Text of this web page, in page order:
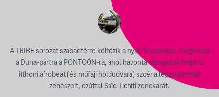
A TRIBE sorozat szabadtérre költözik a nyári hónapokra, méghozzá
a Duna-partra a PONTOON-ra, ahol havonta válogatjuk majd az
itthoni afrobeat (és műfaji holdudvara) szcéna legszuperebb
zenészeit, ezúttal Saïd Tichiti zenekarát.